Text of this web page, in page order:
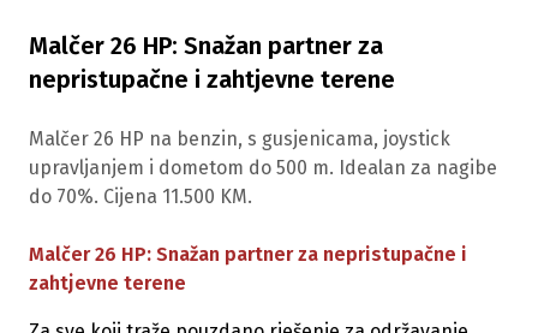
Malčer 26 HP: Snažan partner za
nepristupačne i zahtjevne terene
Malčer 26 HP na benzin, s gusjenicama, joystick
upravljanjem i dometom do 500 m. Idealan za nagibe
do 70%. Cijena 11.500 KM.
Malčer 26 HP: Snažan partner za nepristupačne i
zahtjevne terene